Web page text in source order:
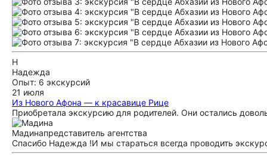
Н
Надежда
Опыт: 6 экскурсий
21 июля
Из Нового Афона — к красавице Рице
Приобретала экскурсию для родителей. Они остались
Мадинапредставитель агентства
Спасибо Надежда !И мы стараться всегда проводить